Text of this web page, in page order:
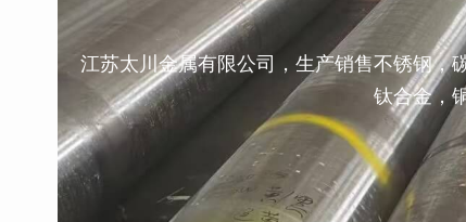
江苏太川金属有限公司，生产销售不锈钢，
钛合金，